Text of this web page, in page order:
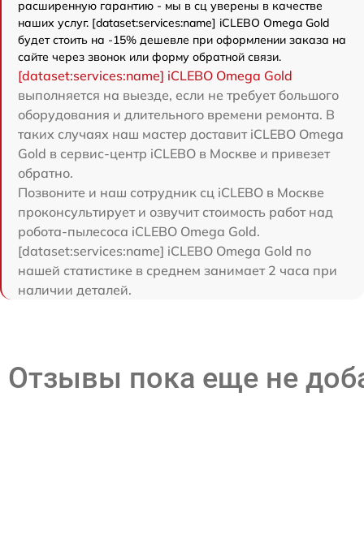
расширенную гарантию - мы в сц уверены в качестве
наших услуг. [dataset:services:name] iCLEBO Omega Gold
будет стоить на -15% дешевле при оформлении заказа на
сайте через звонок или форму обратной связи.
[dataset:services:name] iCLEBO Omega Gold
выполняется на выезде, если не требует большого
оборудования и длительного времени ремонта. В
таких случаях наш мастер доставит iCLEBO Omega
Gold в сервис-центр iCLEBO в Москве и привезет
обратно.
Позвоните и наш сотрудник сц iCLEBO в Москве
проконсультирует и озвучит стоимость работ над
робота-пылесоса iCLEBO Omega Gold.
[dataset:services:name] iCLEBO Omega Gold по
нашей статистике в среднем занимает 2 часа при
наличии деталей.
Отзывы пока еще не